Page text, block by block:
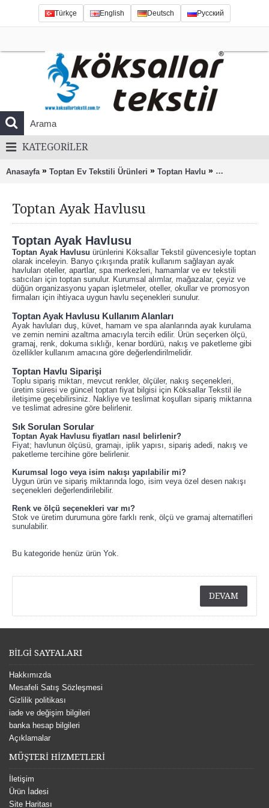
Türkçe English Deutsch Русский
KATEGORILER
Anasayfa » Toptan Ev Tekstili Ürünleri » Toptan Havlu » Toptan Ayak
Toptan Ayak Havlusu
Toptan Ayak Havlusu
Toptan Ayak Havlusu ürünlerini Köksallar Tekstil güvencesiyle toptan
olarak inceleyin. Banyo çıkışında pratik kullanım sağlayan ayak
havluları oteller, apartlar, spa merkezleri, hamamlar ve ev tekstili
satıcıları için toptan sunulur. Kurumsal alımlar, mağazalar, çeyiz ve
düğün organizasyonu yapan işletmeler, oteller, okullar ve promosyon
firmaları için ihtiyaca uygun havlu seçenekleri sunulur.
Toptan Ayak Havlusu Kullanım Alanları
Ayak havluları duş, küvet, hamam ve spa alanlarında ayak kurulama
ve zemin nemini azaltma amacıyla tercih edilir. Ürün seçerken ölçü,
gramaj, renk, dokuma sıklığı, kenar bordürü, nakış ve paketleme gibi
özellikler kullanım amacına göre değerlendirilmelidir.
Toptan Havlu Siparişi
Toplu sipariş miktarı, mevcut renkler, ölçüler, nakış seçenekleri,
üretim süresi ve güncel toptan fiyat bilgisi için Köksallar Tekstil ile
iletişime geçebilirsiniz. Nakliye ve teslimat koşulları sipariş miktarına
ve teslimat adresine göre belirlenir.
Sık Sorulan Sorular
Toptan Ayak Havlusu fiyatları nasıl belirlenir?
Fiyat; havlunun ölçüsü, gramajı, iplik yapısı, sipariş adedi, nakış ve
paketleme tercihine göre belirlenir.
Kurumsal logo veya isim nakışı yapılabilir mi?
Uygun ürün ve sipariş miktarında logo, isim veya özel desen nakışı
seçenekleri değerlendirilebilir.
Renk ve ölçü seçenekleri var mı?
Stok ve üretim durumuna göre farklı renk, ölçü ve gramaj alternatifleri
sunulabilir.
Bu kategoride henüz ürün Yok.
DEVAM
BİLGİ SAYFALARI
Hakkımızda
Mesafeli Satış Sözleşmesi
Gizlilik politikası
iade ve değişim bilgileri
banka hesap bilgileri
Açıklamalar
MÜŞTERİ HİZMETLERİ
İletişim
Ürün İadesi
Site Haritası